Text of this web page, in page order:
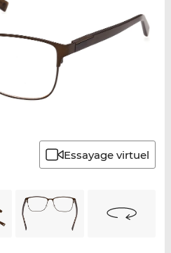
Essayage virtuel